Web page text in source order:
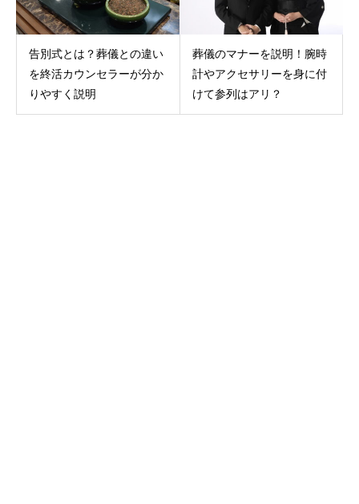
告別式とは？葬儀との違い
を終活カウンセラーが分か
りやすく説明
葬儀のマナーを説明！腕時
計やアクセサリーを身に付
けて参列はアリ？